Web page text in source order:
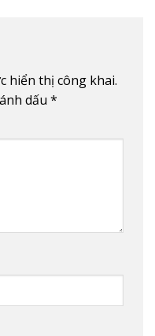
hiển thị công khai.
dấu *